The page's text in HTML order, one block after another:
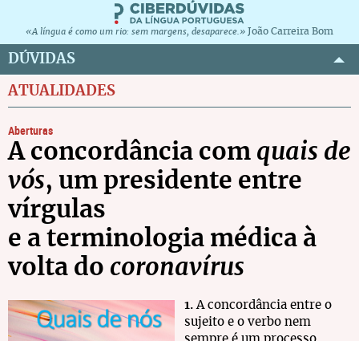
«A língua é como um rio: sem margens, desaparece.» João Carreira Bom
DÚVIDAS
ATUALIDADES
Aberturas
A concordância com quais de
vós, um presidente entre
vírgulas
e a terminologia médica à
volta do coronavírus
1. A concordância entre o
sujeito e o verbo nem